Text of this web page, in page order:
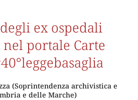
ex ospedali
portale Carte
(Soprintendenza archivistica e
e delle Marche)